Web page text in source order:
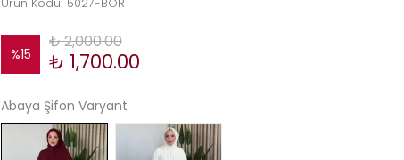
%15
₺ 2,000.00
₺ 1,700.00
Abaya Şifon Varyant